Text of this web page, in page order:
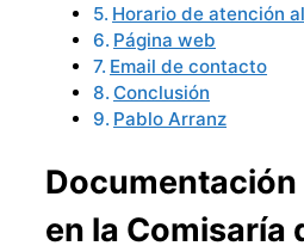
Horario de atención
Página web
Email de contacto
Conclusión
Pablo Arranz
en la Comisaría